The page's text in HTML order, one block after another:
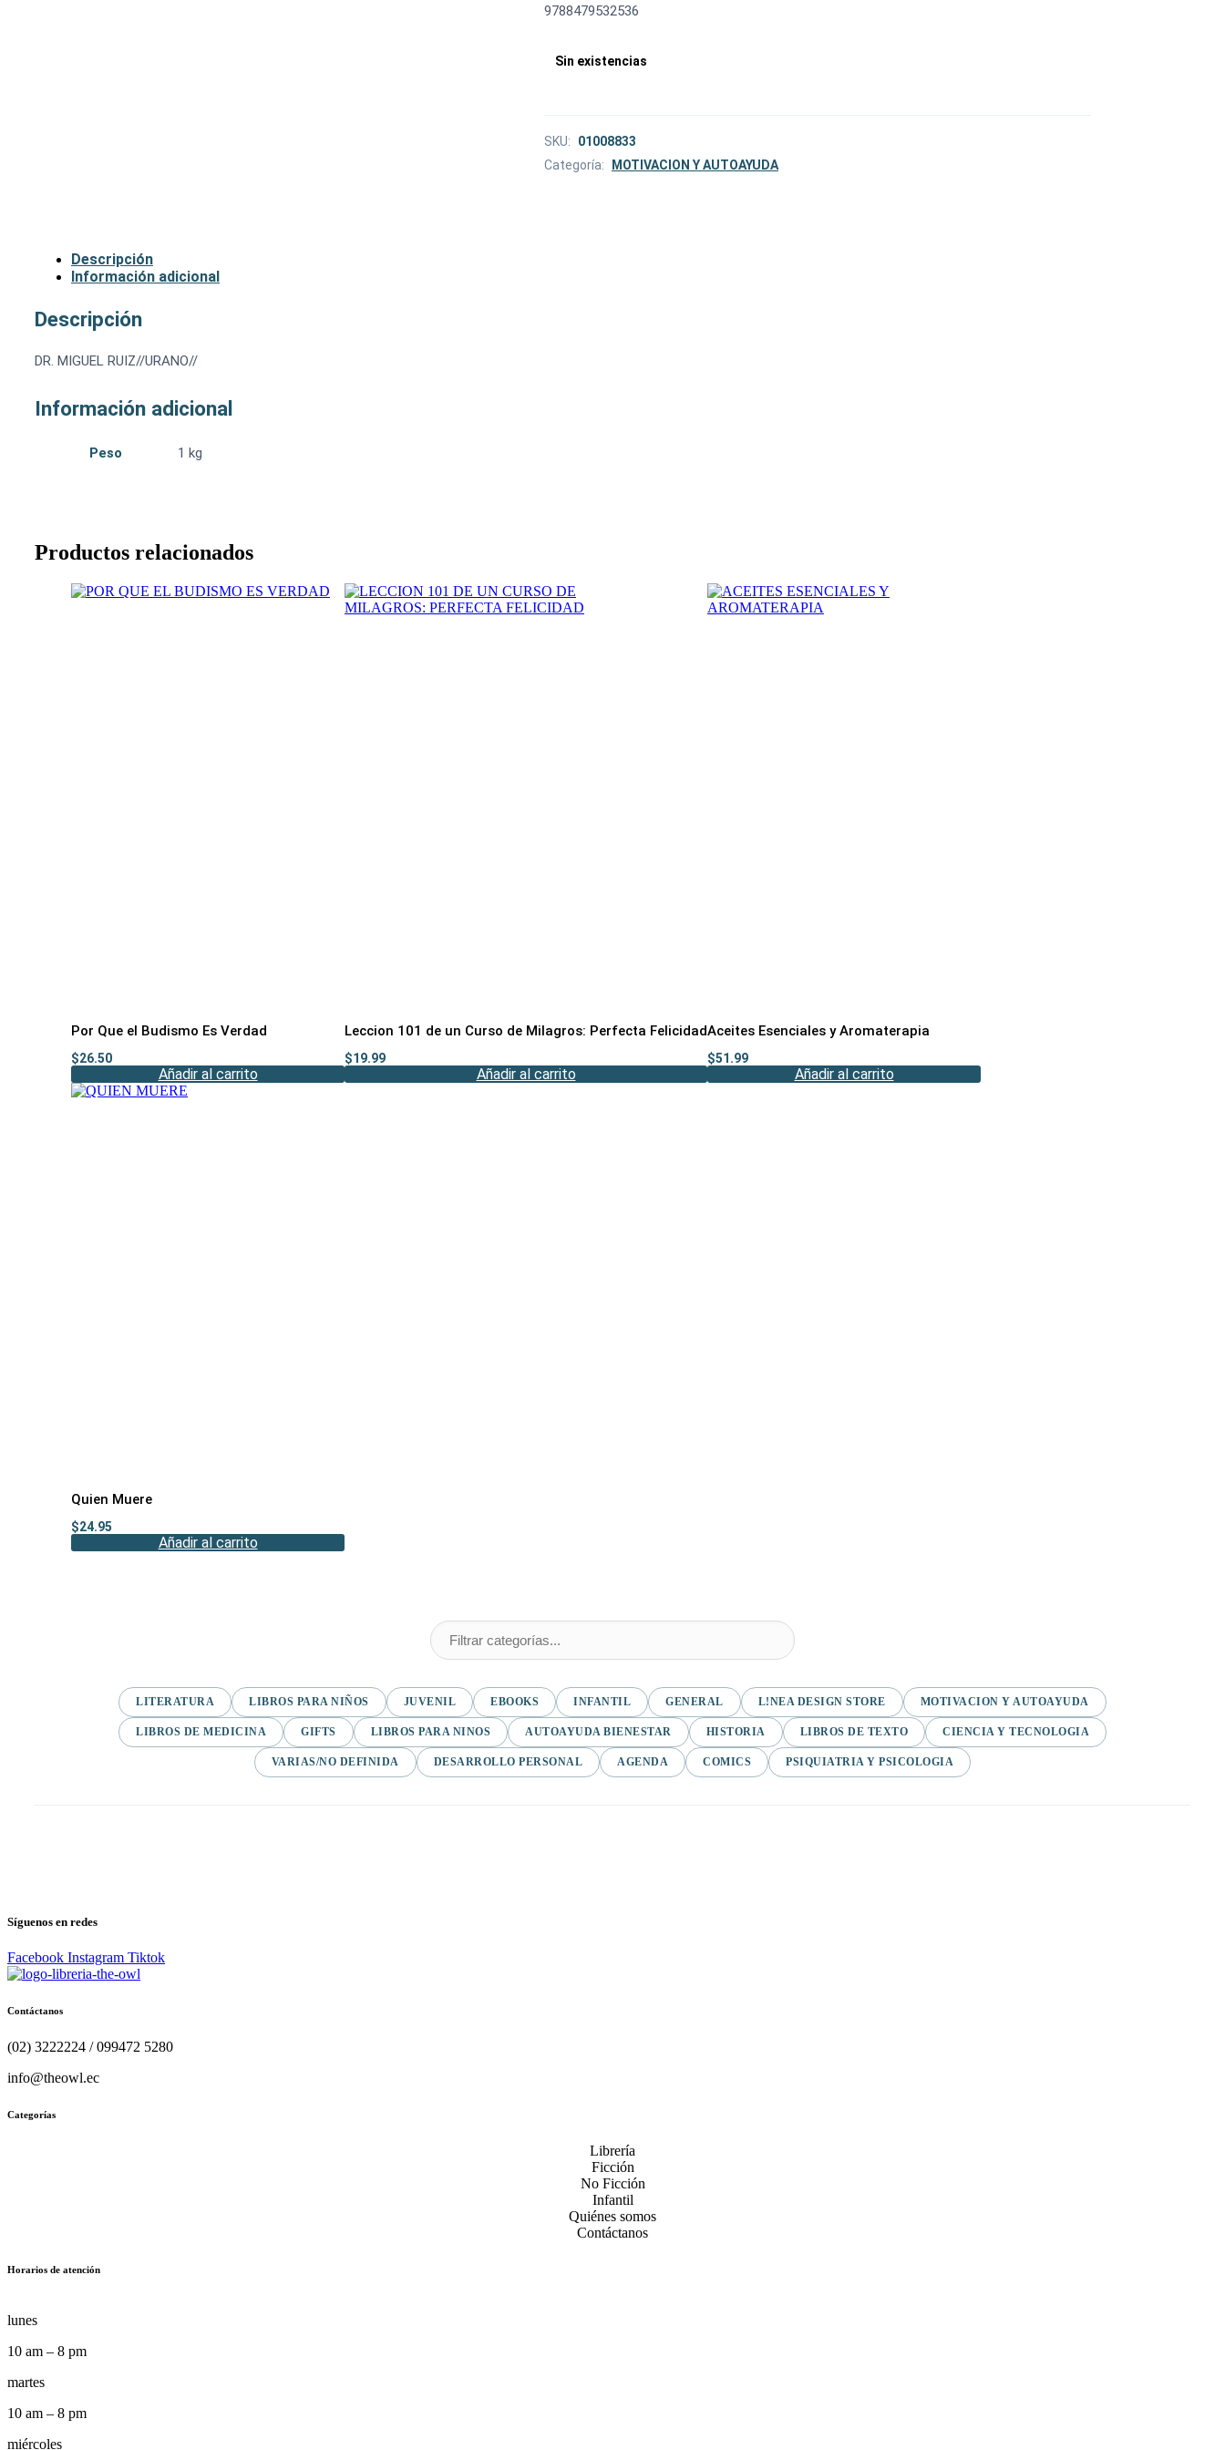
9788479532536
Sin existencias
SKU:
01008833
Categoría:
MOTIVACION Y AUTOAYUDA
Descripción
Información adicional
Descripción
DR. MIGUEL RUIZ//URANO//
Información adicional
Peso 1 kg
Productos relacionados
Por Que el Budismo Es Verdad
$26.50
Añadir al carrito
Leccion 101 de un Curso de Milagros: Perfecta Felicidad
$19.99
Añadir al carrito
Aceites Esenciales y Aromaterapia
$51.99
Añadir al carrito
Quien Muere
$24.95
Añadir al carrito
LITERATURA LIBROS PARA NIÑOS JUVENIL EBOOKS INFANTIL GENERAL L!NEA DESIGN STORE MOTIVACION Y AUTOAYUDA
LIBROS DE MEDICINA GIFTS LIBROS PARA NINOS AUTOAYUDA BIENESTAR HISTORIA LIBROS DE TEXTO CIENCIA Y TECNOLOGIA
VARIAS/NO DEFINIDA DESARROLLO PERSONAL AGENDA COMICS PSIQUIATRIA Y PSICOLOGIA
Síguenos en redes
Facebook Instagram Tiktok
Contáctanos
(02) 3222224 / 099472 5280
info@theowl.ec
Categorías
Librería
Ficción
No Ficción
Infantil
Quiénes somos
Contáctanos
Horarios de atención
lunes
10 am – 8 pm
martes
10 am – 8 pm
miércoles